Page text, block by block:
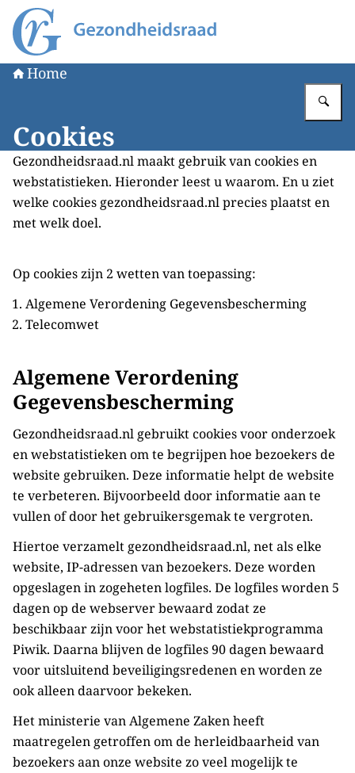
Naar de homepage van Gezondheidsraad
Home
Cookies
Gezondheidsraad.nl maakt gebruik van cookies en
webstatistieken. Hieronder leest u waarom. En u ziet
welke cookies gezondheidsraad.nl precies plaatst en
met welk doel.
Op cookies zijn 2 wetten van toepassing:
Algemene Verordening Gegevensbescherming
Telecomwet
Algemene Verordening
Gegevensbescherming
Gezondheidsraad.nl gebruikt cookies voor onderzoek
en webstatistieken om te begrijpen hoe bezoekers de
website gebruiken. Deze informatie helpt de website
te verbeteren. Bijvoorbeeld door informatie aan te
vullen of door het gebruikersgemak te vergroten.
Hiertoe verzamelt gezondheidsraad.nl, net als elke
website, IP-adressen van bezoekers. Deze worden
opgeslagen in zogeheten logfiles. De logfiles worden 5
dagen op de webserver bewaard zodat ze
beschikbaar zijn voor het webstatistiekprogramma
Piwik. Daarna blijven de logfiles 90 dagen bewaard
voor uitsluitend beveiligingsredenen en worden ze
ook alleen daarvoor bekeken.
Het ministerie van Algemene Zaken heeft
maatregelen getroffen om de herleidbaarheid van
bezoekers aan onze website zo veel mogelijk te